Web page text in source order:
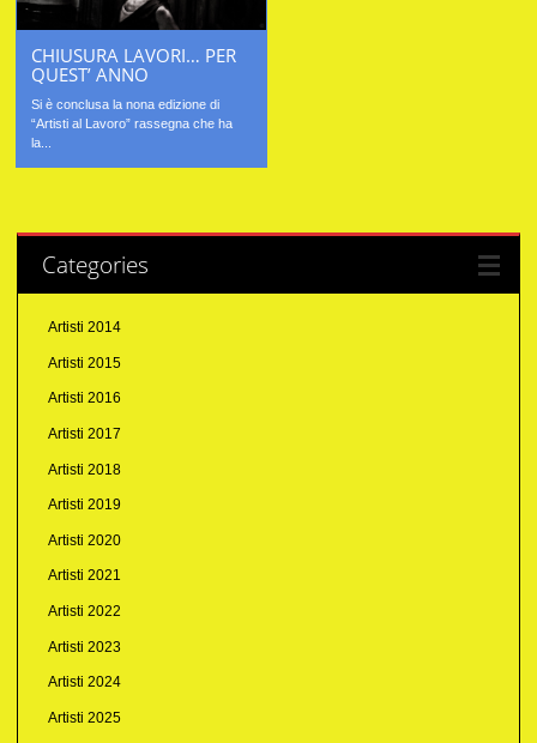
CHIUSURA LAVORI… PER
QUEST’ ANNO
Si è conclusa la nona edizione di
“Artisti al Lavoro” rassegna che ha
la...
Categories
Artisti 2014
Artisti 2015
Artisti 2016
Artisti 2017
Artisti 2018
Artisti 2019
Artisti 2020
Artisti 2021
Artisti 2022
Artisti 2023
Artisti 2024
Artisti 2025